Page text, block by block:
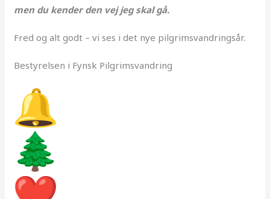
men du kender den vej jeg skal gå.
Fred og alt godt – vi ses i det nye pilgrimsvandringsår.
Bestyrelsen i Fynsk Pilgrimsvandring